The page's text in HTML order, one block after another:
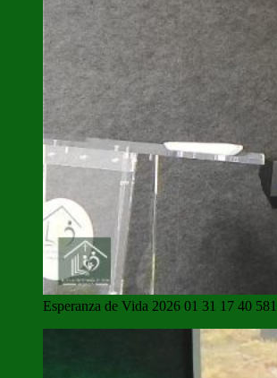
Esperanza de Vida 2026 01 31 17 40 581